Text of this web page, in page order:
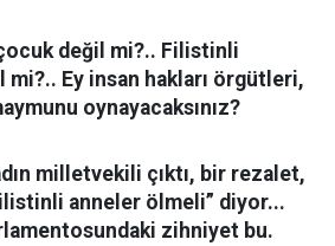
değil mi?.. Filistinli
mi?.. Ey insan hakları örgütleri,
oynayacaksınız?
milletvekili çıktı, bir rezalet,
anneler ölmeli” diyor...
zihniyet bu.